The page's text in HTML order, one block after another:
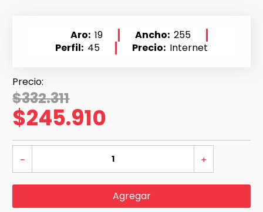
Aro 19 Ancho 255
Perfil 45 Precio Internet
$332.311
$245.910
＋
－
Agregar